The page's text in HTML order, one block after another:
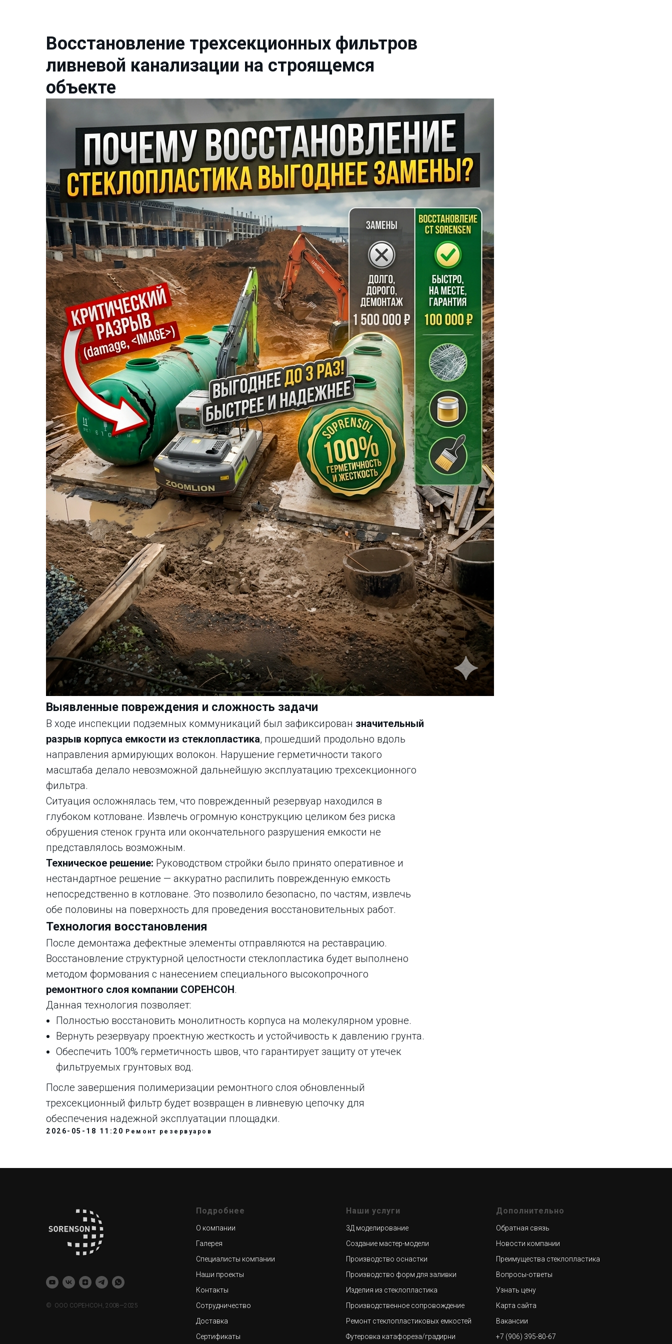
Восстановление трехсекционных фильтров
ливневой канализации на строящемся
объекте
Выявленные повреждения и сложность задачи
В ходе инспекции подземных коммуникаций был зафиксирован значительный
разрыв корпуса емкости из стеклопластика, прошедший продольно вдоль
направления армирующих волокон. Нарушение герметичности такого
масштаба делало невозможной дальнейшую эксплуатацию трехсекционного
фильтра.
Ситуация осложнялась тем, что поврежденный резервуар находился в
глубоком котловане. Извлечь огромную конструкцию целиком без риска
обрушения стенок грунта или окончательного разрушения емкости не
представлялось возможным.
Техническое решение: Руководством стройки было принято оперативное и
нестандартное решение — аккуратно распилить поврежденную емкость
непосредственно в котловане. Это позволило безопасно, по частям, извлечь
обе половины на поверхность для проведения восстановительных работ.
Технология восстановления
После демонтажа дефектные элементы отправляются на реставрацию.
Восстановление структурной целостности стеклопластика будет выполнено
методом формования с нанесением специального высокопрочного
ремонтного слоя компании СОРЕНСОН.
Данная технология позволяет:
Полностью восстановить монолитность корпуса на молекулярном уровне.
Вернуть резервуару проектную жесткость и устойчивость к давлению грунта.
Обеспечить 100% герметичность швов, что гарантирует защиту от утечек
фильтруемых грунтовых вод.
После завершения полимеризации ремонтного слоя обновленный
трехсекционный фильтр будет возвращен в ливневую цепочку для
обеспечения надежной эксплуатации площадки.
2026-05-18 11:20 Ремонт резервуаров
© ООО СОРЕНСОН, 2008—2025
Подробнее
О компании
Галерея
Специалисты компании
Наши проекты
Контакты
Сотрудничество
Доставка
Сертификаты
Наши услуги
3Д моделирование
Создание мастер-модели
Производство оснастки
Производство форм для заливки
Изделия из стеклопластика
Производственное сопровождение
Ремонт стеклопластиковых емкостей
Футеровка катафореза/градирни
Дополнительно
Обратная связь
Новости компании
Преимущества стеклопластика
Вопросы-ответы
Узнать цену
Карта сайта
Вакансии
+7 (906) 395-80-67